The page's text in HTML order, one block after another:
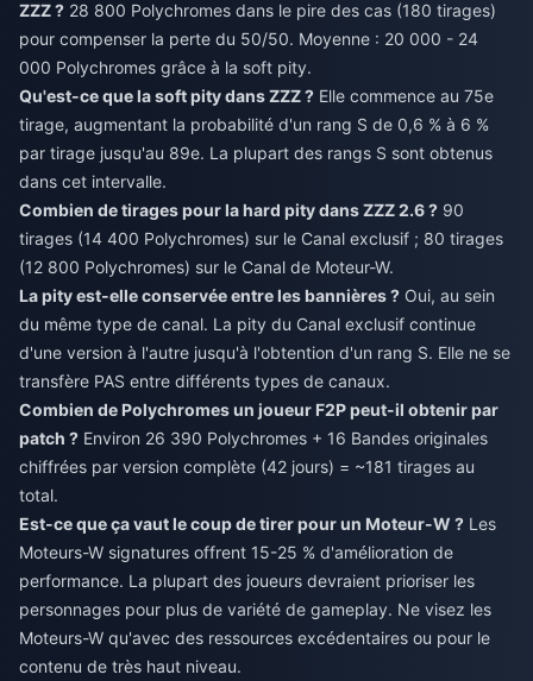
ZZZ ? 28 800 Polychromes dans le pire des cas (180 tirages)
pour compenser la perte du 50/50. Moyenne : 20 000 - 24
000 Polychromes grâce à la soft pity.
Qu'est-ce que la soft pity dans ZZZ ? Elle commence au 75e
tirage, augmentant la probabilité d'un rang S de 0,6 % à 6 %
par tirage jusqu'au 89e. La plupart des rangs S sont obtenus
dans cet intervalle.
Combien de tirages pour la hard pity dans ZZZ 2.6 ? 90
tirages (14 400 Polychromes) sur le Canal exclusif ; 80 tirages
(12 800 Polychromes) sur le Canal de Moteur-W.
La pity est-elle conservée entre les bannières ? Oui, au sein
du même type de canal. La pity du Canal exclusif continue
d'une version à l'autre jusqu'à l'obtention d'un rang S. Elle ne se
transfère PAS entre différents types de canaux.
Combien de Polychromes un joueur F2P peut-il obtenir par
patch ? Environ 26 390 Polychromes + 16 Bandes originales
chiffrées par version complète (42 jours) = ~181 tirages au
total.
Est-ce que ça vaut le coup de tirer pour un Moteur-W ? Les
Moteurs-W signatures offrent 15-25 % d'amélioration de
performance. La plupart des joueurs devraient prioriser les
personnages pour plus de variété de gameplay. Ne visez les
Moteurs-W qu'avec des ressources excédentaires ou pour le
contenu de très haut niveau.